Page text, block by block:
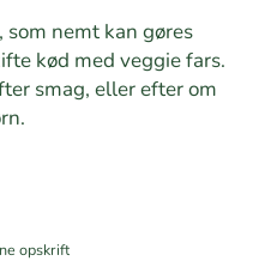
som nemt kan gøres
kød med veggie fars.
smag, eller efter om
opskrift